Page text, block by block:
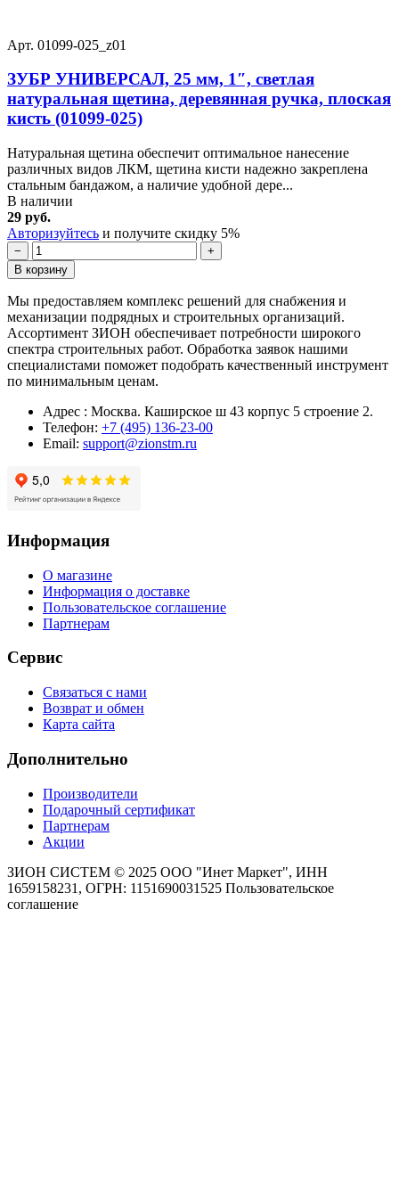
Арт. 01099-025_z01
ЗУБР УНИВЕРСАЛ, 25 мм, 1″, светлая
натуральная щетина, деревянная ручка, плоская
кисть (01099-025)
Натуральная щетина обеспечит оптимальное нанесение
различных видов ЛКМ, щетина кисти надежно закреплена
стальным бандажом, а наличие удобной дере...
В наличии
29 руб.
Авторизуйтесь и получите скидку 5%
−
+
В корзину
Мы предоставляем комплекс решений для снабжения и
механизации подрядных и строительных организаций.
Ассортимент ЗИОН обеспечивает потребности широкого
спектра строительных работ. Обработка заявок нашими
специалистами поможет подобрать качественный инструмент
по минимальным ценам.
Адрес : Москва. Каширское ш 43 корпус 5 строение 2.
Телефон: +7 (495) 136-23-00
Email: support@zionstm.ru
Информация
О магазине
Информация о доставке
Пользовательское соглашение
Партнерам
Сервис
Связаться с нами
Возврат и обмен
Карта сайта
Дополнительно
Производители
Подарочный сертификат
Партнерам
Акции
ЗИОН СИСТЕМ © 2025 ООО "Инет Маркет", ИНН
1659158231, ОГРН: 1151690031525 Пользовательское
соглашение